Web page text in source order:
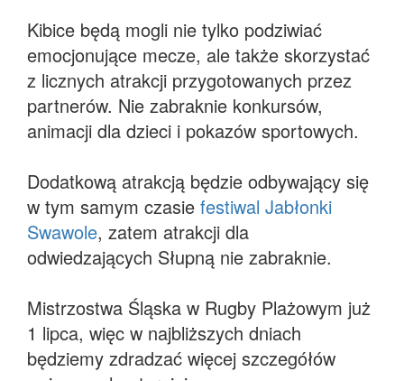
Kibice będą mogli nie tylko podziwiać
emocjonujące mecze, ale także skorzystać
z licznych atrakcji przygotowanych przez
partnerów. Nie zabraknie konkursów,
animacji dla dzieci i pokazów sportowych.
Dodatkową atrakcją będzie odbywający się
w tym samym czasie festiwal Jabłonki
Swawole, zatem atrakcji dla
odwiedzających Słupną nie zabraknie.
Mistrzostwa Śląska w Rugby Plażowym już
1 lipca, więc w najbliższych dniach
będziemy zdradzać więcej szczegółów